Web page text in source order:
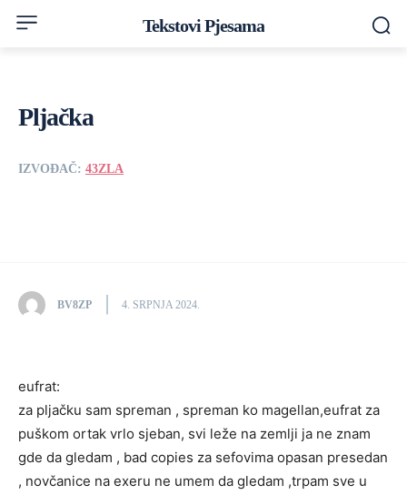
Tekstovi Pjesama
Pljačka
IZVOĐAČ: 43ZLA
BV8ZP 4. SRPNJA 2024.
eufrat:
za pljačku sam spreman , spreman ko magellan,eufrat za
puškom ortak vrlo sjeban, svi leže na zemlji ja ne znam
gde da gledam , bad copies za sefovima opasan presedan
, novčanice na exeru ne umem da gledam ,trpam sve u